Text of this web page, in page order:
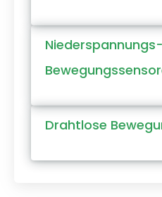
Drahtlose